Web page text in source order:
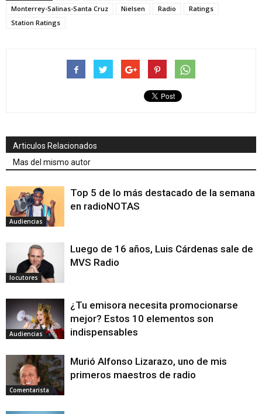
Monterrey-Salinas-Santa Cruz
Nielsen Radio
Ratings
Station Ratings
Articulos Relacionados
Mas del mismo autor
Audiencias
Top 5 de lo más destacado de la semana
en radioNOTAS
locutores
Luego de 16 años, Luis Cárdenas sale de
MVS Radio
Audiencias
¿Tu emisora necesita promocionarse
mejor? Estos 10 elementos son
indispensables
Comentarista
Murió Alfonso Lizarazo, uno de mis
primeros maestros de radio